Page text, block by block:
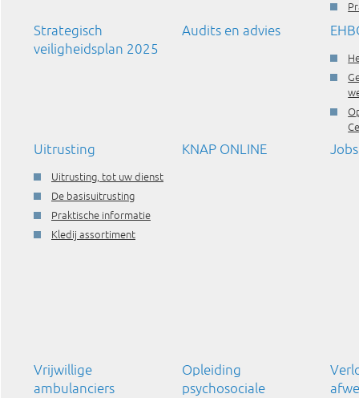
Strategisch
veiligheidsplan 2025
Audits en advies
Uitrusting
Uitrusting, tot uw dienst
De basisuitrusting
Praktische informatie
Kledij assortiment
KNAP ONLINE
Vrijwillige
ambulanciers
Opleiding
psychosociale